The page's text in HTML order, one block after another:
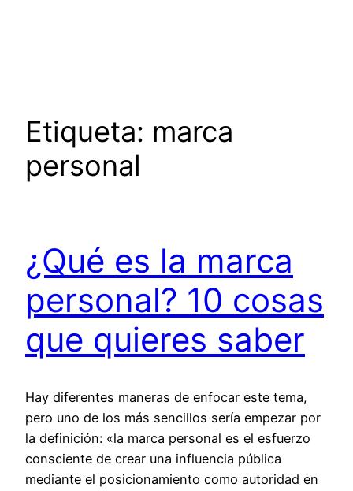
Etiqueta: marca
personal
¿Qué es la marca
personal? 10 cosas
que quieres saber
Hay diferentes maneras de enfocar este tema,
pero uno de los más sencillos sería empezar por
la definición: «la marca personal es el esfuerzo
consciente de crear una influencia pública
mediante el posicionamiento como autoridad en